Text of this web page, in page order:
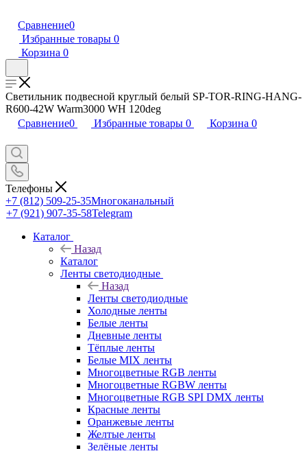
Сравнение0
Избранные товары 0
Корзина 0
Светильник подвесной круглый белый SP-TOR-RING-HANG-
R600-42W Warm3000 WH 120deg
Сравнение0 Избранные товары 0 Корзина 0
Телефоны
+7 (812) 509-25-35Многоканальный
+7 (921) 907-35-58Telegram
Каталог
Назад
Каталог
Ленты светодиодные
Назад
Ленты светодиодные
Холодные ленты
Белые ленты
Дневные ленты
Тёплые ленты
Белые MIX ленты
Многоцветные RGB ленты
Многоцветные RGBW ленты
Многоцветные RGB SPI DMX ленты
Красные ленты
Оранжевые ленты
Желтые ленты
Зелёные ленты